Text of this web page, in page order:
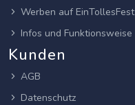
Werben auf EinTollesFest
Infos und Funktionsweise
Kunden
AGB
Datenschutz